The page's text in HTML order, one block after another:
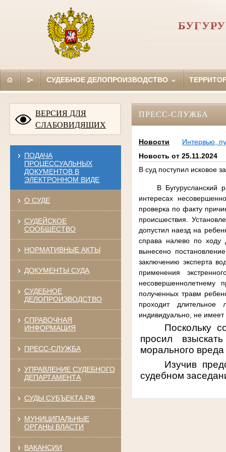
СУДЕБНОЕ ДЕЛОПРОИЗВОДСТВО
ВЕРСИЯ ДЛЯ
СЛАБОВИДЯЩИХ
ПОДАЧА
ПРОЦЕССУАЛЬНЫХ
ДОКУМЕНТОВ В
ЭЛЕКТРОННОМ ВИДЕ
О СУДЕ
СУДЕЙСКОЕ
СООБЩЕСТВО
НОРМАТИВНЫЕ АКТЫ
ДОКУМЕНТЫ СУДА
СУДЕБНОЕ
ДЕЛОПРОИЗВОДСТВО
СПРАВОЧНАЯ
ИНФОРМАЦИЯ
ПРЕСС-СЛУЖБА
УПРАВЛЕНИЕ СУДЕБНОГО
ДЕПАРТАМЕНТА
СУДЫ СУБЪЕКТА РФ
МУНИЦИПАЛЬНЫЕ
ОРГАНЫ ВЛАСТИ
ВАКАНСИИ
ПРЕСС-СЛУЖБА
Новости
Интервью,
Новость от 25.11.2024
В суд поступил исковое
В Бугурусланский
интересах
проверка по факту
происшествия.
допустил наезд на
справа налево по ходу
вынесено
заключению эксперта
применения
несовершеннолетнему
полученных травм
проходит длительное
индивидуально, не
Поскольку
просил
морального
Изучив
судебном